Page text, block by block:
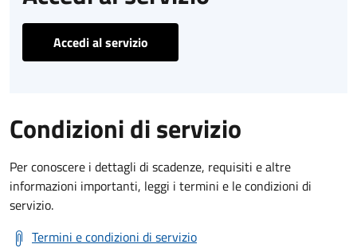
Accedi al servizio
Condizioni di servizio
Per conoscere i dettagli di scadenze, requisiti e altre
informazioni importanti, leggi i termini e le condizioni di
servizio.
Termini e condizioni di servizio